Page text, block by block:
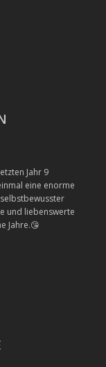
Jahr 9
eine enorme
und liebenswerte
Jahre.😘